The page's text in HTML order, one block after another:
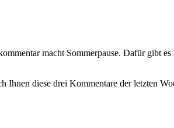
macht Sommerpause. Dafür gibt
Ihnen diese drei Kommentare der letzten